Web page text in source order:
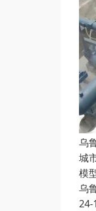
乌
城
模
乌
24-